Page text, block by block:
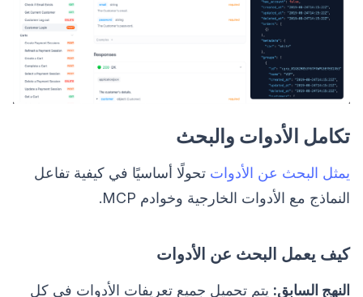
تكامل الأدوات والبحث
يمثل البحث عن الأدوات تحولًا أساسيًا في كيفية تفاعل
النماذج مع الأدوات الخارجية وخوادم MCP.
كيف يعمل البحث عن الأدوات
النهج السابق: يتم تحميل جميع تعريفات الأدوات في كل